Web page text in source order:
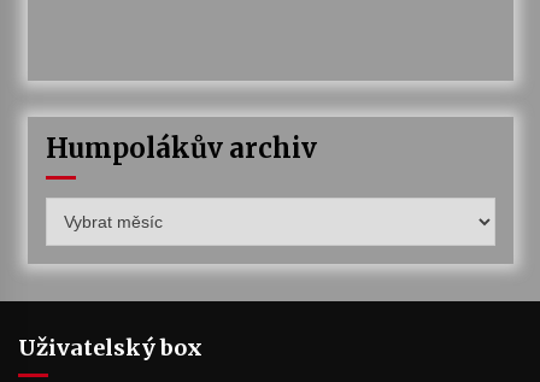
Humpolákův archiv
archiv
Uživatelský box